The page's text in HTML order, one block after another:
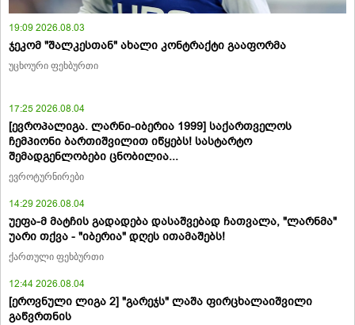
19:09 2026.08.03
ჯეკომ "შალკესთან" ახალი კონტრაქტი გააფორმა
უცხოური ფეხბურთი
17:25 2026.08.04
[ევროპალიგა. ლარნი-იბერია 1999] საქართველოს
ჩემპიონი ბართიშვილით იწყებს! სასტარტო
შემადგენლობები ცნობილია...
ევროტურნირები
14:29 2026.08.04
უეფა-მ მატჩის გადადება დასაშვებად ჩათვალა, "ლარნმა"
უარი თქვა - "იბერია" დღეს ითამაშებს!
ქართული ფეხბურთი
12:44 2026.08.04
[ეროვნული ლიგა 2] "გარეჯს" ლაშა ფირცხალაიშვილი
გაწვრთნის